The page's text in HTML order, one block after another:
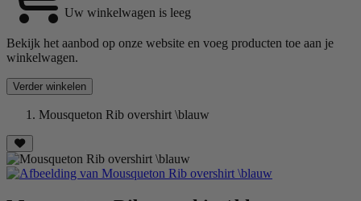
Uw winkelwagen is leeg
Bekijk het aanbod op onze website en voeg producten toe aan je
winkelwagen.
Verder winkelen
Mousqueton Rib overshirt \blauw